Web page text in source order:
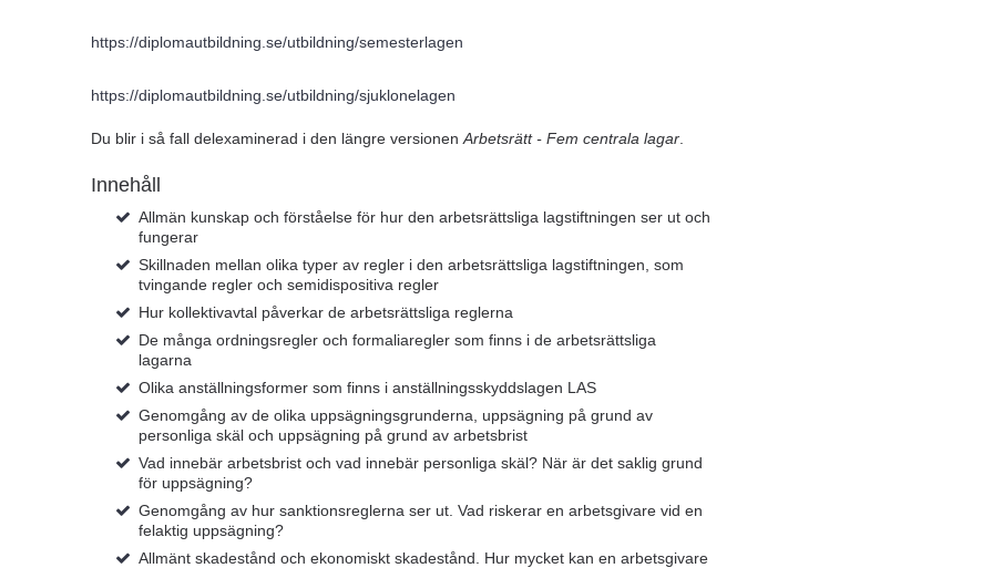
https://diplomautbildning.se/utbildning/semesterlagen
https://diplomautbildning.se/utbildning/sjuklonelagen
Du blir i så fall delexaminerad i den längre versionen Arbetsrätt - Fem centrala lagar
Innehåll
Allmän kunskap och förståelse för hur den arbetsrättsliga lagstiftningen ser ut och
fungerar
Skillnaden mellan olika typer av regler i den arbetsrättsliga lagstiftningen, som
tvingande regler och semidispositiva regler
Hur kollektivavtal påverkar de arbetsrättsliga reglerna
De många ordningsregler och formaliaregler som finns i de arbetsrättsliga
lagarna
Olika anställningsformer som finns i anställningsskyddslagen LAS
Genomgång av de olika uppsägningsgrunderna, uppsägning på grund av
personliga skäl och uppsägning på grund av arbetsbrist
Vad innebär arbetsbrist och vad innebär personliga skäl? När är det saklig grund
för uppsägning?
Genomgång av hur sanktionsreglerna ser ut. Vad riskerar en arbetsgivare vid en
felaktig uppsägning?
Allmänt skadestånd och ekonomiskt skadestånd. Hur mycket kan en arbetsgivare